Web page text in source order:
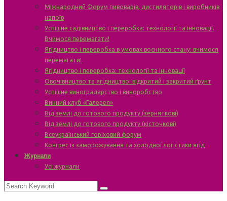
Міжнародний Форум пивоварів, дистиляторів і виробників
напоїв
Успішне садівництво і переробка: технології та інновації.
Вчимося перемагати!
Ягідництво і переробка в умовах воєнного стану: вчимося
перемагати!
Ягідництво і переробка: технології та інновації
Овочівництво та ягідництво: відкритий і закритий ґрунт
Успішне виноградарство і виноробство
Винний клуб «Галерея»
Від землі до готового продукту (зерняткові)
Від землі до готового продукту (кісточкові)
Всеукраїнський горіховий форум
Конгрес із заморожування та холодної логістики ягід
Журнали
Усі журнали